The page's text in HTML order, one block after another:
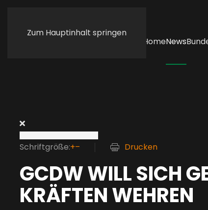
Zum Hauptinhalt springen
HomeNews
Schriftgröße:+– Drucken
GCDW WILL SICH
KRÄFTEN WEHREN